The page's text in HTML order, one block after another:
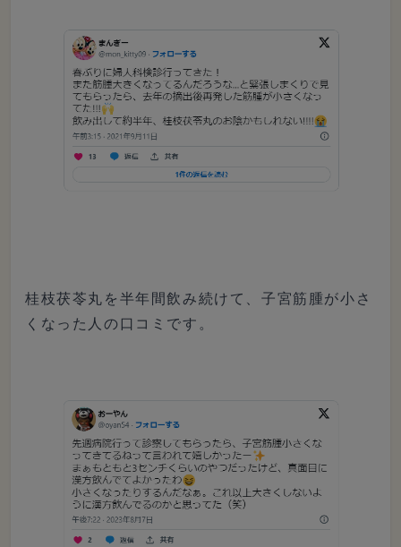
桂枝茯苓丸を半年間飲み続けて、子宮筋腫が小さ
くなった人の口コミです。